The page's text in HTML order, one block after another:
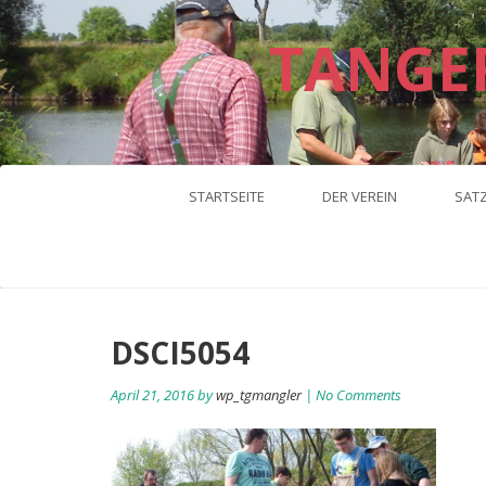
STARTSEITE DER VEREIN
DSCI5054
April 21, 2016 bywp_tgmangler| No Comments